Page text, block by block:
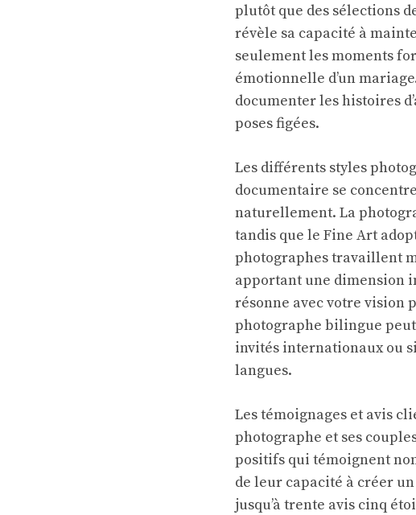
plutôt que des sélections
révèle sa capacité à
seulement les moments
émotionnelle d’un
documenter les histoires
poses figées.
Les différents styles
documentaire se
naturellement. La
tandis que le Fine Art
photographes travaillent
apportant une dimension
résonne avec votre vision
photographe bilingue
invités internationaux ou
langues.
Les témoignages et avis
photographe et ses
positifs qui témoignent
de leur capacité à créer
jusqu’à trente avis cinq